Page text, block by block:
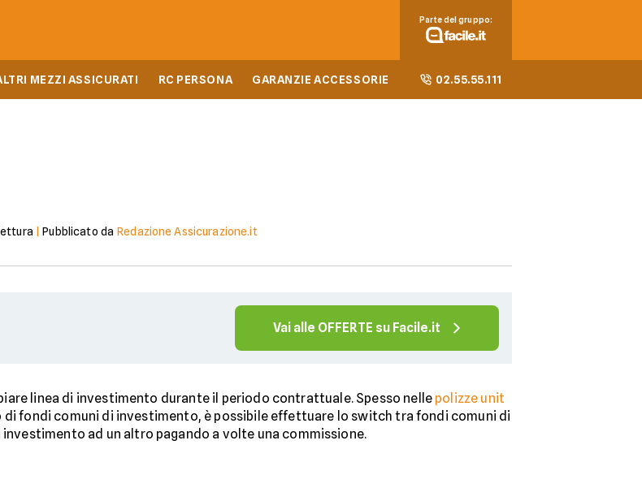
MEZZI ASSICURATI RC PERSONA GARANZIE ACCESSORIE 02.55.55.111
Parte del gruppo:
|Pubblicato da Redazione Assicurazione.it
Vai alle OFFERTE su Facile.it
linea di investimento durante il periodo contrattuale. Spesso nelle polizze unit
fondi comuni di investimento, è possibile effettuare lo switch tra fondi comuni di
ad un altro pagando a volte una commissione.